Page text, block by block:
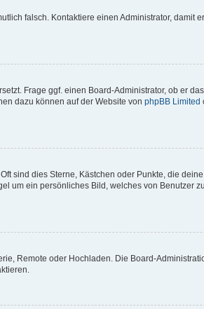
falsch. Kontaktiere einen Administrator, damit
Frage ggf. einen Board-Administrator, ob er
dazu können auf der Website von phpBB Limited
sind dies Sterne, Kästchen oder Punkte, die
um ein persönliches Bild, welches von Benutzer
Remote oder Hochladen. Die Board-